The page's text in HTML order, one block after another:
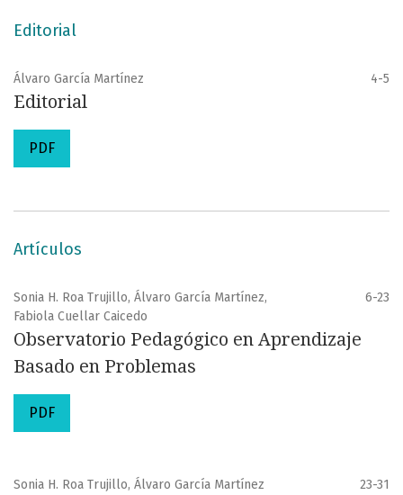
Editorial
Álvaro García Martínez 4-5
Editorial
PDF
Artículos
Sonia H. Roa Trujillo, Álvaro García Martínez,
Fabiola Cuellar Caicedo
6-23
Observatorio Pedagógico en Aprendizaje
Basado en Problemas
PDF
Sonia H. Roa Trujillo, Álvaro García Martínez 23-31